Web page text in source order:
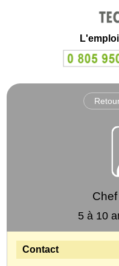
L'emploi
5 à 10
Contact